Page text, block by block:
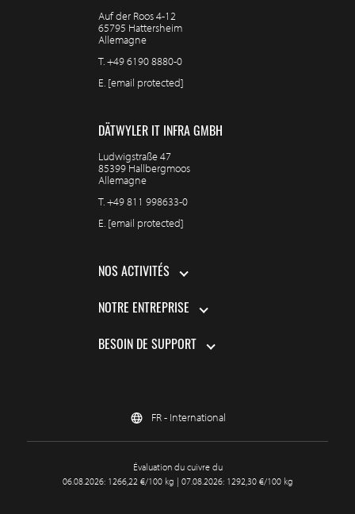
Auf der Roos 4-12
65795 Hattersheim
Allemagne
T.+49 6190 8880-0
E. [email protected]
DÄTWYLER IT INFRA GMBH
Ludwigstraße 47
85399 Hallbergmoos
Allemagne
T.+49 811 998633-0
E. [email protected]
NOS ACTIVITÉS
NOTRE ENTREPRISE
BESOIN DE SUPPORT
FR - International
Évaluation du cuivre du
06.08.2026: 1266,22 €/100 kg | 07.08.2026: 1292,30 €/100 kg